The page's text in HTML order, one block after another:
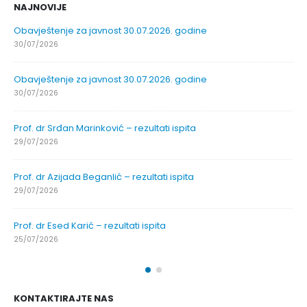
NAJNOVIJE
Obavještenje za javnost 30.07.2026. godine
30/07/2026
Obavještenje za javnost 30.07.2026. godine
30/07/2026
Prof. dr Srđan Marinković – rezultati ispita
29/07/2026
Prof. dr Azijada Beganlić – rezultati ispita
29/07/2026
Prof. dr Esed Karić – rezultati ispita
25/07/2026
KONTAKTIRAJTE NAS